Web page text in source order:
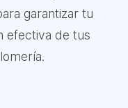
garantizar tu
efectiva de tus